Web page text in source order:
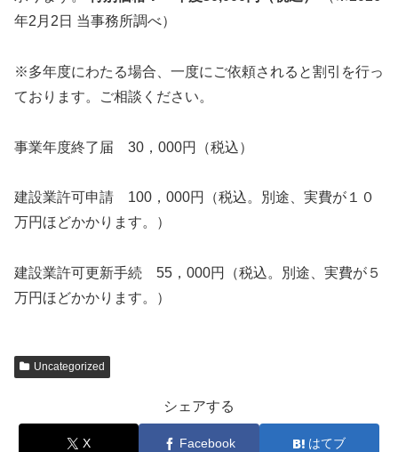
年2月2日 当事務所調べ）
※多年度にわたる場合、一度にご依頼されると割引を行っ
ております。ご相談ください。
事業年度終了届 30，000円（税込）
建設業許可申請 100，000円（税込。別途、実費が１０
万円ほどかかります。）
建設業許可更新手続 55，000円（税込。別途、実費が５
万円ほどかかります。）
Uncategorized
シェアする
X Facebook はてブ